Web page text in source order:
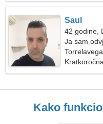
Saul
42 godine,
Ja sam
Kako